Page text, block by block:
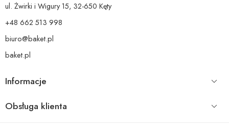
ul. Żwirki i Wigury 15, 32-650 Kęty
+48 662 513 998
biuro@baket.pl
baket.pl
Informacje
Obsługa klienta